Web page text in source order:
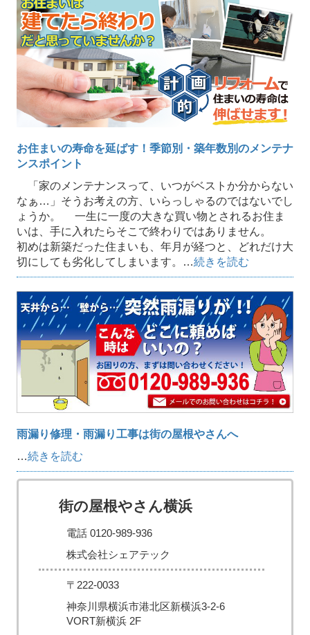
お住まいの寿命を延ばす！季節別・築年数別のメンテナ
ンスポイント
「家のメンテナンスって、いつがベストか分からない
なぁ…」そうお考えの方、いらっしゃるのではないでし
ょうか。 一生に一度の大きな買い物とされるお住ま
いは、手に入れたらそこで終わりではありません。
初めは新築だった住まいも、年月が経つと、どれだけ大
切にしても劣化してしまいます。…続きを読む
雨漏り修理・雨漏り工事は街の屋根やさんへ
…続きを読む
街の屋根やさん横浜
電話 0120-989-936
株式会社シェアテック
〒222-0033
神奈川県横浜市港北区新横浜3-2-6
VORT新横浜 2F